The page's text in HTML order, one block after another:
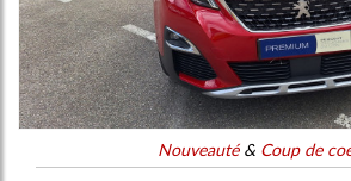
Nouveauté& Coup de